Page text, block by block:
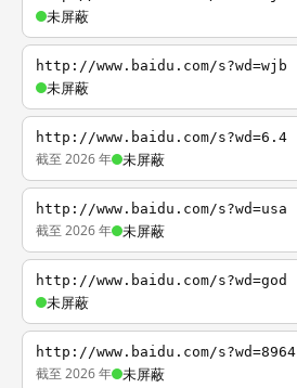
未屏蔽
http://www.baidu.com/s?wd=wjb
未屏蔽
http://www.baidu.com/s?wd=6.4
截至 2026 年 未屏蔽
http://www.baidu.com/s?wd=usa
截至 2026 年 未屏蔽
http://www.baidu.com/s?wd=god
未屏蔽
http://www.baidu.com/s?wd=8964
截至 2026 年 未屏蔽